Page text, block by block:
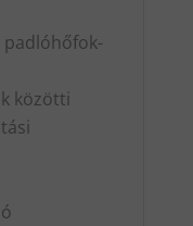
közötti